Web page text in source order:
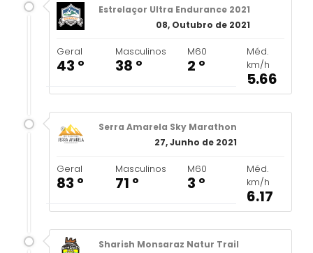
Estrelaçor Ultra Endurance 2021
08, Outubro de 2021
Geral
43 º
Masculinos
38 º
M60
2 º
Méd.
km/h
5.66
Serra Amarela Sky Marathon
27, Junho de 2021
Geral
83 º
Masculinos
71 º
M60
3 º
Méd.
km/h
6.17
Sharish Monsaraz Natur Trail